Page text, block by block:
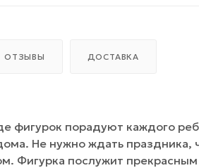
ОТЗЫВЫ ДОСТАВКА
фигурок порадуют каждого
Не нужно ждать праздника,
Фигурка послужит